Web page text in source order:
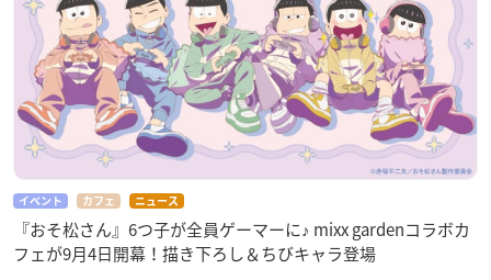
イベント カフェ ニュース
『おそ松さん』6つ子が全員ゲーマーに♪ mixx gardenコラボカ
フェが9月4日開幕！描き下ろし＆ちびキャラ登場